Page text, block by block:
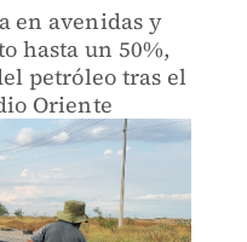
en avenidas y
hasta un 50%,
petróleo tras el
Oriente